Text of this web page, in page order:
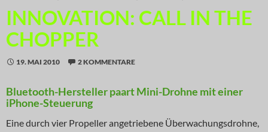
INNOVATION: CALL IN THE
CHOPPER
19. MAI 2010 2 KOMMENTARE
Bluetooth-Hersteller paart Mini-Drohne mit einer
iPhone-Steuerung
Eine durch vier Propeller angetriebene Überwachungsdrohne,